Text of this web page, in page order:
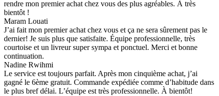
rendre mon premier achat chez vous des plus agréables. À très
bientôt !
Maram Louati
J’ai fait mon premier achat chez vous et ça ne sera sûrement pas le
dernier! Je suis plus que satisfaite. Équipe professionnelle, très
courtoise et un livreur super sympa et ponctuel. Merci et bonne
continuation.
Nadine Rwihmi
Le service est toujours parfait. Après mon cinquième achat, j’ai
gagné le 6ème gratuit. Commande expédiée comme d’habitude dans
le plus bref délai. L’équipe est très professionnelle. À bientôt!